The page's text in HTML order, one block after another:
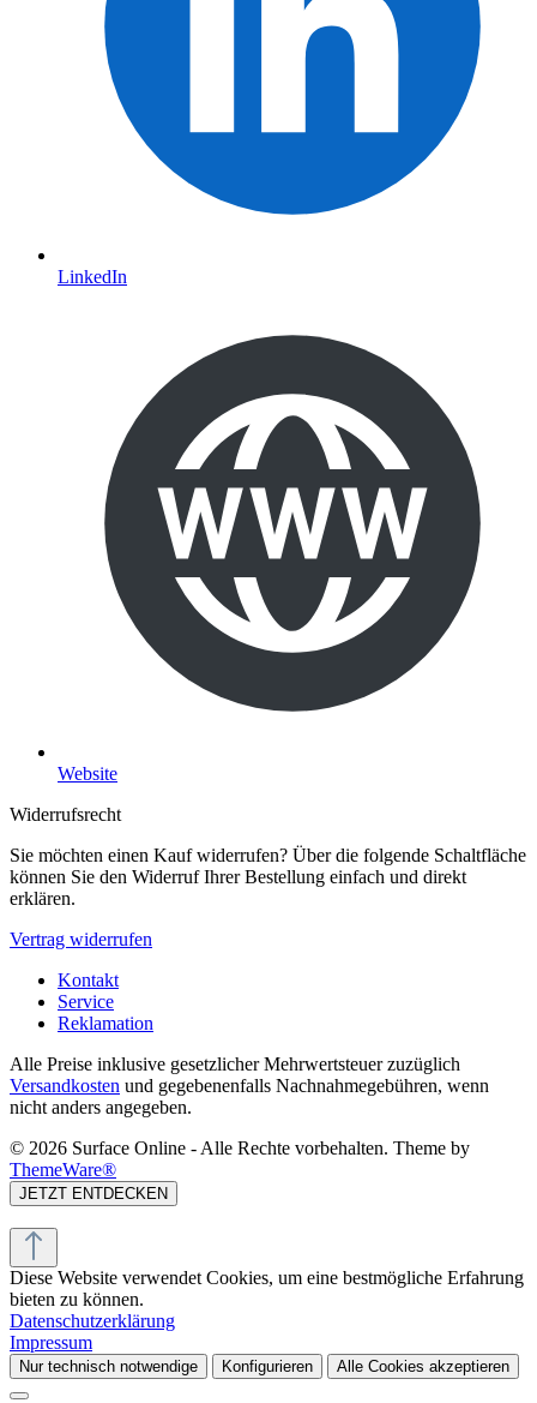
LinkedIn
Website
Widerrufsrecht
Sie möchten einen Kauf widerrufen? Über die folgende Schaltfläche
können Sie den Widerruf Ihrer Bestellung einfach und direkt
erklären.
Vertrag widerrufen
Kontakt
Service
Reklamation
Alle Preise inklusive gesetzlicher Mehrwertsteuer zuzüglich
Versandkosten und gegebenenfalls Nachnahmegebühren, wenn
nicht anders angegeben.
© 2026 Surface Online - Alle Rechte vorbehalten. Theme by
ThemeWare®
JETZT ENTDECKEN
Diese Website verwendet Cookies, um eine bestmögliche Erfahrung
bieten zu können.
Datenschutzerklärung
Impressum
Nur technisch notwendige Konfigurieren Alle Cookies akzeptieren